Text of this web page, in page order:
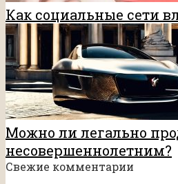
Как социальные сети
Можно ли легально
несовершеннолетним?
Свежие комментарии